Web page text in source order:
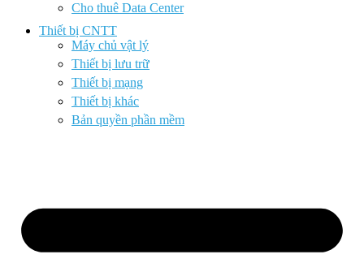
Cho thuê Data Center
Thiết bị CNTT
Máy chủ vật lý
Thiết bị lưu trữ
Thiết bị mạng
Thiết bị khác
Bản quyền phần mềm